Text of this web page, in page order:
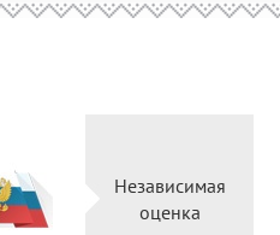
Независимая
оценка